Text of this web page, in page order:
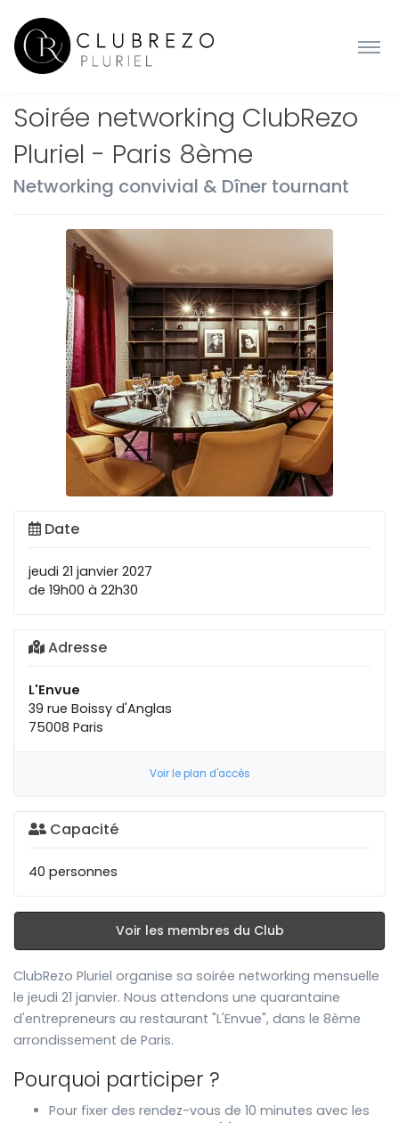
Soirée networking ClubRezo
Pluriel - Paris 8ème
Networking convivial & Dîner tournant
Date
jeudi 21 janvier 2027
de 19h00 à 22h30
Adresse
L'Envue
39 rue Boissy d'Anglas
75008 Paris
Voir le plan d'accès
Capacité
40 personnes
Voir les membres du Club
ClubRezo Pluriel organise sa soirée networking mensuelle
le jeudi 21 janvier. Nous attendons une quarantaine
d'entrepreneurs au restaurant "L'Envue", dans le 8ème
arrondissement de Paris.
Pourquoi participer ?
Pour fixer des rendez-vous de 10 minutes avec les